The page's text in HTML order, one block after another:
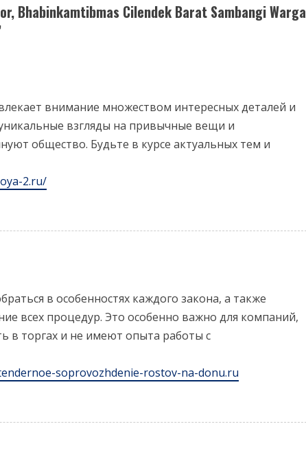
Bhabinkamtibmas Cilendek Barat Sambangi Warga
внимание множеством интересных деталей и
взгляды на привычные вещи и
общество. Будьте в курсе актуальных тем и
2.ru/
в особенностях каждого закона, а также
всех процедур. Это особенно важно для компаний,
в торгах и не имеют опыта работы с
soprovozhdenie-rostov-na-donu.ru